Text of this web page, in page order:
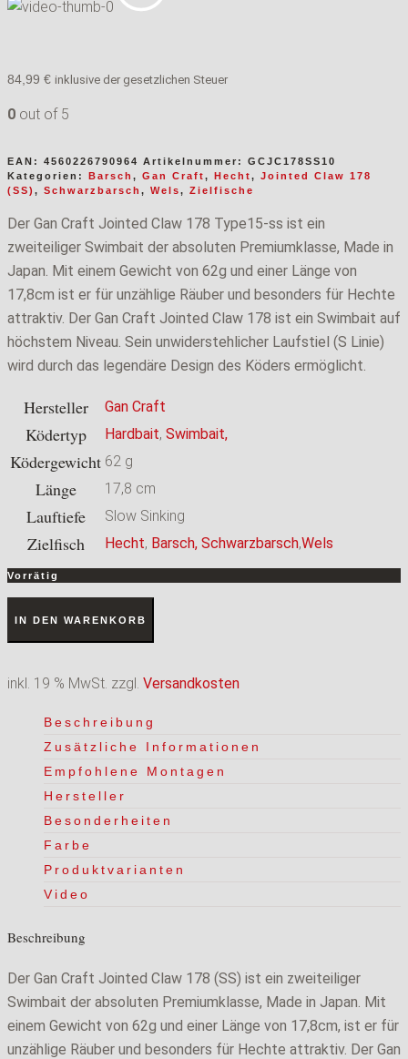
84,99 € inklusive der gesetzlichen Steuer
0 out of 5
EAN: 4560226790964 Artikelnummer: GCJC178SS10
Kategorien: Barsch , Gan Craft, Hecht, Jointed Claw 178
(SS) , Schwarzbarsch , Wels, Zielfische
Der Gan Craft Jointed Claw 178 Type15-ss ist ein
zweiteiliger Swimbait der absoluten Premiumklasse, Made in
Japan. Mit einem Gewicht von 62g und einer Länge von
17,8cm ist er für unzählige Räuber und besonders für Hechte
attraktiv. Der Gan Craft Jointed Claw 178 ist ein Swimbait auf
höchstem Niveau. Sein unwiderstehlicher Laufstiel (S Linie)
wird durch das legendäre Design des Köders ermöglicht.
Hersteller Gan Craft
Ködertyp Hardbait, Swimbait,
Ködergewicht 62 g
Länge 17,8 cm
Lauftiefe Slow Sinking
Zielfisch Hecht, Barsch, Schwarzbarsch,Wels
Vorrätig
Claw
Soldam
Menge
IN DEN WARENKORB
inkl. 19 % MwSt. zzgl. Versandkosten
Beschreibung
Zusätzliche Informationen
Empfohlene Montagen
Hersteller
Besonderheiten
Farbe
Produktvarianten
Video
Beschreibung
Der Gan Craft Jointed Claw 178 (SS) ist ein zweiteiliger
Swimbait der absoluten Premiumklasse, Made in Japan. Mit
einem Gewicht von 62g und einer Länge von 17,8cm, ist er für
unzählige Räuber und besonders für Hechte attraktiv. Der Gan